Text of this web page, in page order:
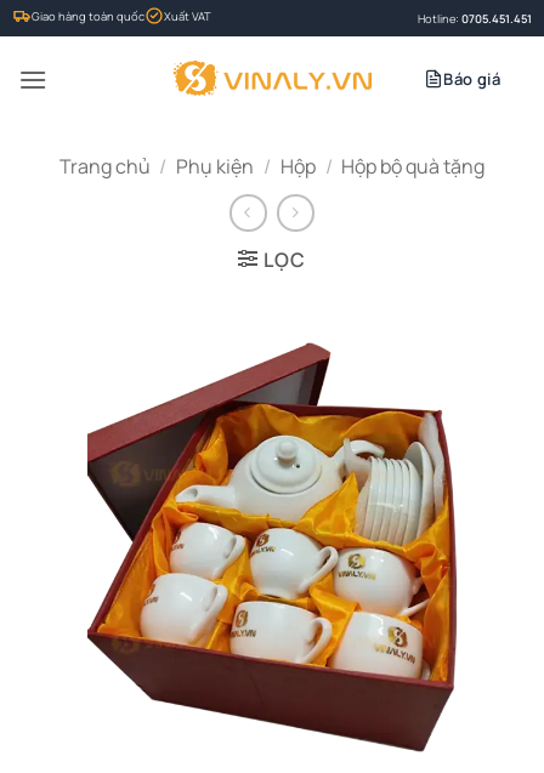
Bỏ
qua
nội
Giao hàng toàn quốc Xuất VAT Hotline: 0705.451.451
Báo giá
Trang chủ / Phụ kiện / Hộp / Hộp bộ quà tặng
LỌC